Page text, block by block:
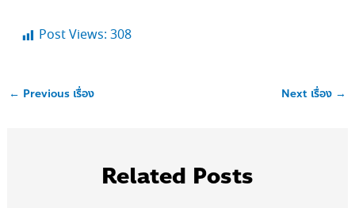
Post Views: 308
← Previous เรื่อง Next เรื่อง →
Related Posts